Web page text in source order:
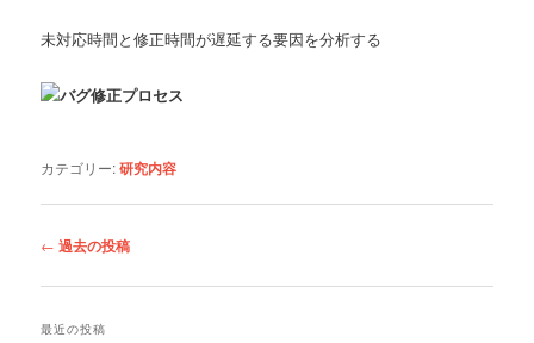
未対応時間と修正時間が遅延する要因を分析する
カテゴリー:研究内容
投
ナ
← 過去の投稿
最近の投稿